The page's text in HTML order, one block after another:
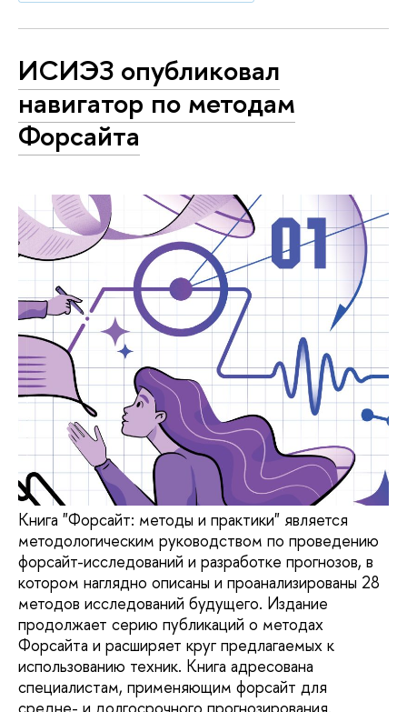
ИСИЭЗ опубликовал
навигатор по методам
Форсайта
Книга "Форсайт: методы и практики" является
методологическим руководством по проведению
форсайт-исследований и разработке прогнозов, в
котором наглядно описаны и проанализированы 28
методов исследований будущего. Издание
продолжает серию публикаций о методах
Форсайта и расширяет круг предлагаемых к
использованию техник. Книга адресована
специалистам, применяющим форсайт для